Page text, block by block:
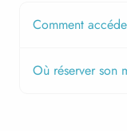
Comment
Où réserver son